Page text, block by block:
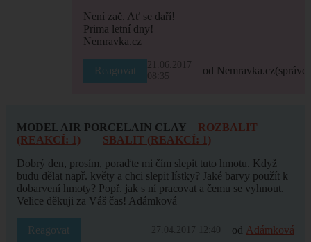
Není zač. Ať se daří!
Prima letní dny!
Nemravka.cz
Reagovat
21.06.2017
08:35
od Nemravka.cz
MODEL AIR PORCELAIN CLAY
ROZBALIT
(REAKCÍ: 1)
SBALIT (REAKCÍ: 1)
Dobrý den, prosím, poraďte mi čím slepit tuto hmotu. Když
budu dělat např. květy a chci slepit lístky? Jaké barvy použít k
dobarvení hmoty? Popř. jak s ní pracovat a čemu se vyhnout.
Velice děkuji za Váš čas! Adámková
Reagovat 27.04.2017 12:40 od Adámková